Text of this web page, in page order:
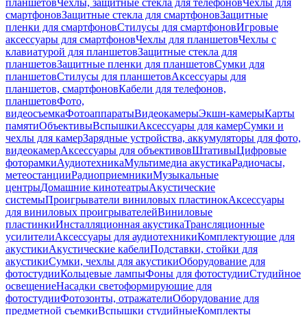
планшетовЧехлы, защитные стекла для телефоновЧехлы для
смартфоновЗащитные стекла для смартфоновЗащитные
пленки для смартфоновСтилусы для смартфоновИгровые
аксессуары для смартфоновЧехлы для планшетовЧехлы с
клавиатурой для планшетовЗащитные стекла для
планшетовЗащитные пленки для планшетовСумки для
планшетовСтилусы для планшетовАксессуары для
планшетов, смартфоновКабели для телефонов,
планшетовФото,
видеосъемкаФотоаппаратыВидеокамерыЭкшн-камерыКарты
памятиОбъективыВспышкиАксессуары для камерСумки и
чехлы для камерЗарядные устройства, аккумуляторы для фото,
видеокамерАксессуары для объективовШтативыЦифровые
фоторамкиАудиотехникаМультимедиа акустикаРадиочасы,
метеостанцииРадиоприемникиМузыкальные
центрыДомашние кинотеатрыАкустические
системыПроигрыватели виниловых пластинокАксессуары
для виниловых проигрывателейВиниловые
пластинкиИнсталляционная акустикаТрансляционные
усилителиАксессуары для аудиотехникиКомплектующие для
акустикиАкустические кабелиПодставки, стойки для
акустикиСумки, чехлы для акустикиОборудование для
фотостудииКольцевые лампыФоны для фотостудииСтудийное
освещениеНасадки светоформирующие для
фотостудииФотозонты, отражателиОборудование для
предметной съемкиВспышки студийныеКомплекты